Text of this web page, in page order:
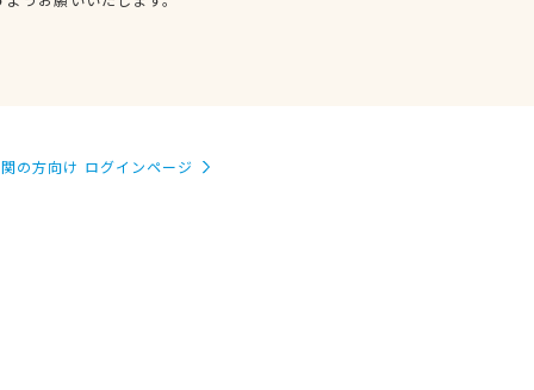
の方向け ログインページ